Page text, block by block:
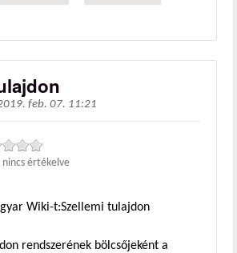
feb. 07. 11:21
nincs értékelve
Wiki-t:Szellemi tulajdon
rendszerének bölcsőjeként a